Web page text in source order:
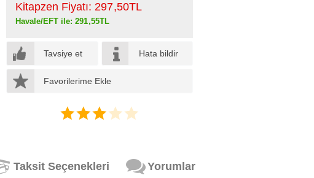
Kitapzen Fiyatı: 297,50TL
Havale/EFT ile: 291,55TL
Tavsiye et Hata bildir
Favorilerime Ekle
Taksit Seçenekleri Yorumlar